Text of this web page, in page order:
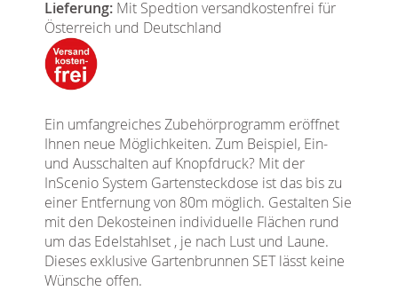
Lieferung: Mit Spedtion versandkostenfrei für
Österreich und Deutschland
Ein umfangreiches Zubehörprogramm eröffnet
Ihnen neue Möglichkeiten. Zum Beispiel, Ein-
und Ausschalten auf Knopfdruck? Mit der
InScenio System Gartensteckdose ist das bis zu
einer Entfernung von 80m möglich. Gestalten Sie
mit den Dekosteinen individuelle Flächen rund
um das Edelstahlset , je nach Lust und Laune.
Dieses exklusive Gartenbrunnen SET lässt keine
Wünsche offen.